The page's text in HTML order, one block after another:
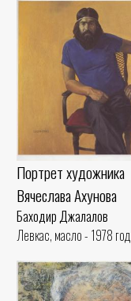
Портрет художника
Вячеслава Ахунова
Баходир Джалалов
Левкас, масло - 1978 год